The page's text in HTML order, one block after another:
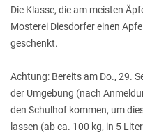
Die Klasse, die am meisten
Mosterei Diesdorfer einen
geschenkt.
Achtung: Bereits am Do., 29.
der Umgebung (nach
den Schulhof kommen, um
lassen (ab ca. 100 kg, in 5